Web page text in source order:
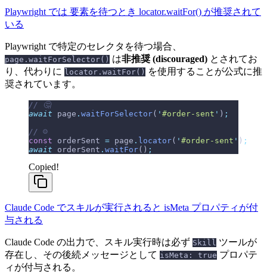
Playwright では 要素を待つとき locator.waitFor() が推奨されて
いる
Playwright で特定のセレクタを待つ場合、
page.waitForSelector() は非推奨 (discouraged) とされてお
り、代わりに
locator.waitFor() を使用することが公式に推
奨されています。
// 🤔
await page . waitForSelector( ' #order-sent ' ) ;
// ☺️
const orderSent = page . locator( ' #order-sent ' ) ;
await orderSent . waitFor() ;
Copied!
Claude Code でスキルが実行されると isMeta プロパティが付
与される
Claude Code の出力で、スキル実行時は必ず Skill ツールが
存在し、その後続メッセージとして isMeta: true プロパテ
ィが付与される。